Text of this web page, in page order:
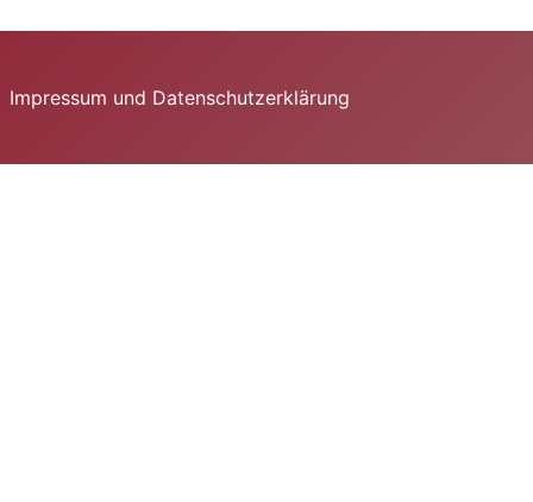
Impressum und Datenschutzerklärung